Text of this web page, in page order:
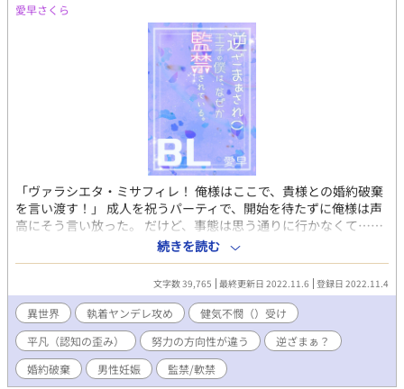
愛早さくら
「ヴァラシエタ・ミサフィレ！ 俺様はここで、貴様との婚約破棄
を言い渡す！」 成人を祝うパーティで、開始を待たずに俺様は声
高にそう言い放った。 だけど、事態は思う通りに行かなくて……
――？！ 逆ざまぁなるものの存在を知った王子が、婚約者（従兄
弟）に逆ざまぁされるために頑張って画策して婚約破棄だ！って
やってみるけど、きっちり思惑通りに逆ざまぁされたと思ったの
に何故か婚約破棄には至れず、結果的に婚約者に監禁されて孕ま
されることになった話。 ・全くの新作思い付き。気が向いたから
書いてみた。（自制心が死んでいる。 ・短編なのですぐ終わりま
す。多分明日か明後日には完結。（すればいいなぁ。 ・気軽に読
めるスナック感覚のどえげつない執着ヤンデレ監禁孕ませ話です
♪ ・いつもの。 ・他の異世界話と同じ世界観。 ・今回も血縁で
続きを読む
文字数 39,765 最終更新日 2022.11.6 登録日 2022.11.4
異世界 執着ヤンデレ攻め
健気不憫（）受け
平凡（認知の歪み）
努力の方向性が違う
逆ざまぁ？
婚約破棄
男性妊娠 監禁/軟禁